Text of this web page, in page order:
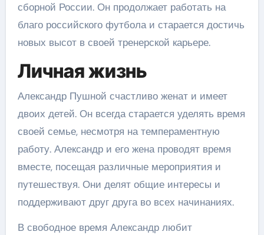
сборной России. Он продолжает работать на
благо российского футбола и старается достичь
новых высот в своей тренерской карьере.
Личная жизнь
Александр Пушной счастливо женат и имеет
двоих детей. Он всегда старается уделять время
своей семье, несмотря на темпераментную
работу. Александр и его жена проводят время
вместе, посещая различные мероприятия и
путешествуя. Они делят общие интересы и
поддерживают друг друга во всех начинаниях.
В свободное время Александр любит